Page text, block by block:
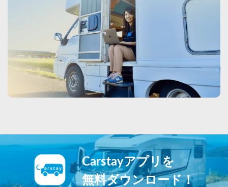
Carstayアプリを
無料ダウンロード！